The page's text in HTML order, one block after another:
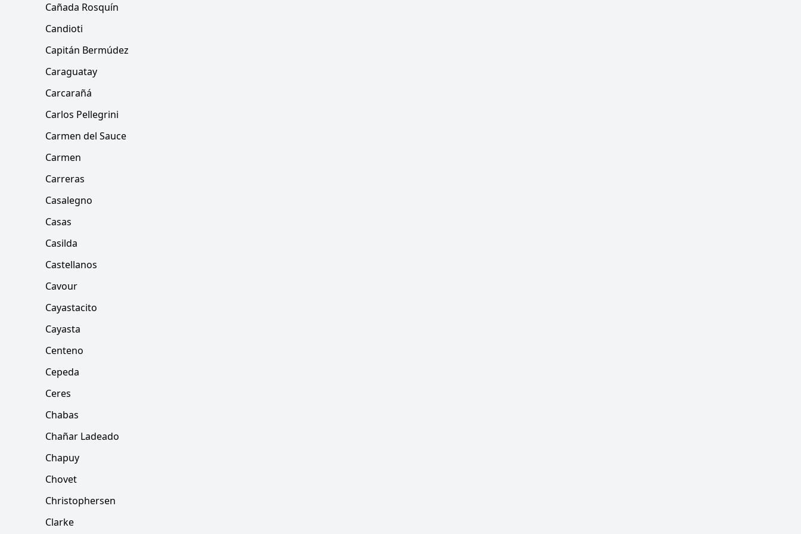
Cañada Rosquín
Candioti
Capitán Bermúdez
Caraguatay
Carcarañá
Carlos Pellegrini
Carmen del Sauce
Carmen
Carreras
Casalegno
Casas
Casilda
Castellanos
Cavour
Cayastacito
Cayasta
Centeno
Cepeda
Ceres
Chabas
Chañar Ladeado
Chapuy
Chovet
Christophersen
Clarke